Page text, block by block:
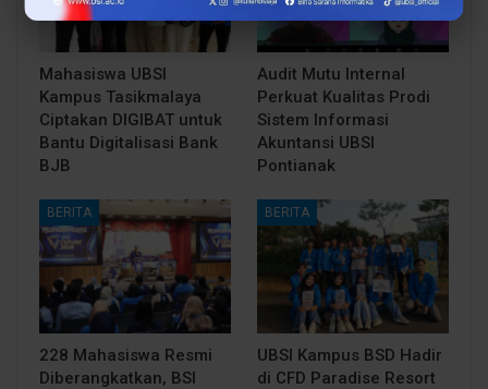
Mahasiswa UBSI
Kampus Tasikmalaya
Ciptakan DIGIBAT untuk
Bantu Digitalisasi Bank
BJB
Audit Mutu Internal
Perkuat Kualitas Prodi
Sistem Informasi
Akuntansi UBSI
Pontianak
BERITA
228 Mahasiswa Resmi
Diberangkatkan, BSI
BERITA
UBSI Kampus BSD Hadir
di CFD Paradise Resort